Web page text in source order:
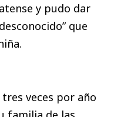
y pudo dar
que
veces por año